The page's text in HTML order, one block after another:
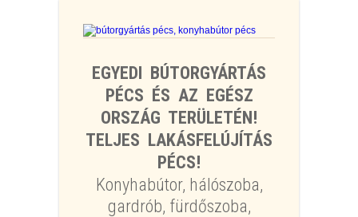
EGYEDI BÚTORGYÁRTÁS
PÉCS ÉS AZ EGÉSZ
ORSZÁG TERÜLETÉN!
TELJES LAKÁSFELÚJÍTÁS
PÉCS!
Konyhabútor, hálószoba,
gardrób, fürdőszoba,